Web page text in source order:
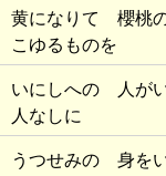
黄になりて 櫻桃
こゆるものを
いにしへの 人が
人なしに
うつせみの 身を